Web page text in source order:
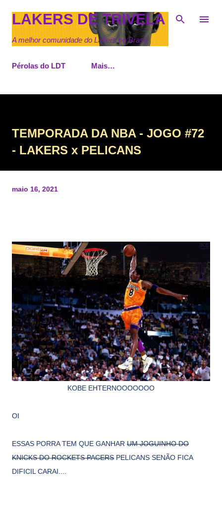
Pular para o conteúdo principal
LAKERS DE TRIVELA
A melhor comunidade do Lakers no Brasil
Pérolas do LDT Mais…
TEMPORADA DA NBA - JOGO #72
- LAKERS x PELICANS
maio 16, 2021
KOBE EHTERNOOOOOOO
OI
ESSAS PORRA TEM QUE GANHAR UM JOGUINHO DO
KNICKS DO ROCKETS PACERS PELICANS SENÃO FICA
DIFICIL CARAI....